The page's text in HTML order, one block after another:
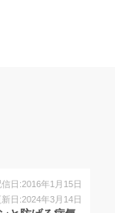
信日:2016年1月15日
新日:2024年3月14日